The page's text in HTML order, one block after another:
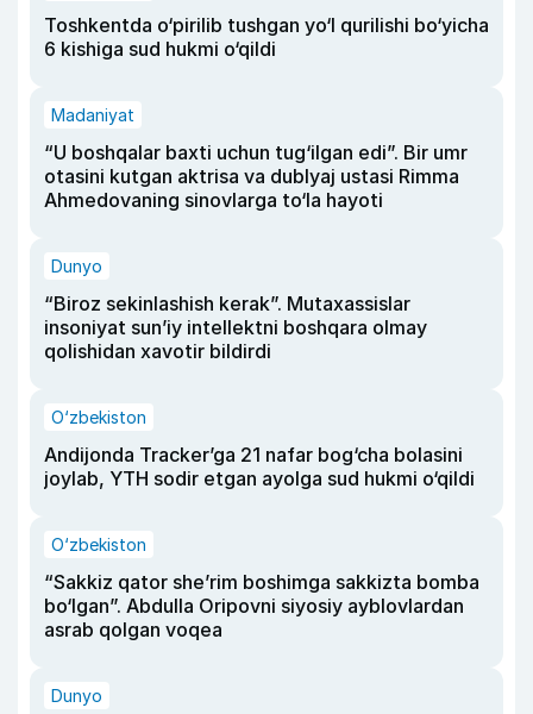
Toshkentda o‘pirilib tushgan yo‘l qurilishi bo‘yicha
6 kishiga sud hukmi o‘qildi
Madaniyat
“U boshqalar baxti uchun tug‘ilgan edi”. Bir umr
otasini kutgan aktrisa va dublyaj ustasi Rimma
Ahmedovaning sinovlarga to‘la hayoti
Dunyo
“Biroz sekinlashish kerak”. Mutaxassislar
insoniyat sun’iy intellektni boshqara olmay
qolishidan xavotir bildirdi
O‘zbekiston
Andijonda Tracker’ga 21 nafar bog‘cha bolasini
joylab, YTH sodir etgan ayolga sud hukmi o‘qildi
O‘zbekiston
“Sakkiz qator she’rim boshimga sakkizta bomba
bo‘lgan”. Abdulla Oripovni siyosiy ayblovlardan
asrab qolgan voqea
Dunyo